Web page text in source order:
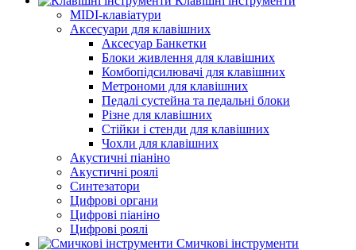
MIDI-клавіатури
Аксесуари для клавішних
Аксесуар Банкетки
Блоки живлення для клавішних
Комбопідсилювачі для клавішних
Метрономи для клавішних
Педалі сустейна та педальні блоки
Різне для клавішних
Стійки і стенди для клавішних
Чохли для клавішних
Акустичні піаніно
Акустичні роялі
Синтезатори
Цифрові органи
Цифрові піаніно
Цифрові роялі
Смичкові інструменти